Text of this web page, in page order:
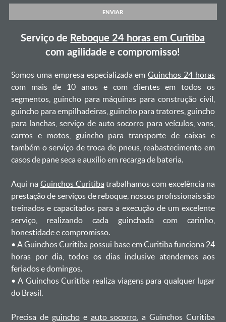
ENVIAR
Serviço de Reboque 24 horas em Curitiba
com agilidade e compromisso!
Somos uma empresa especializada emGuinchos 24 horas
com mais de 10 anos e com clientes em todos os
segmentos, guincho para máquinas para construção civil,
guincho para empilhadeiras, guincho para tratores, guincho
para lanchas, serviço de auto socorro para veículos, vans,
carros e motos, guincho para transporte de caixas e
também o serviço de troca de pneus, reabastecimento em
casos de pane seca e auxílio em recarga de bateria. ㅤㅤ
Aqui na Guinchos Curitiba trabalhamos com excelência na
prestação de serviços de reboque, nossos profissionais são
treinados e capacitados para a execução de um excelente
serviço, realizando cada guinchada com carinho,
honestidade e compromisso.
ㅤㅤ• A Guinchos Curitiba possui base em Curitiba funciona 24
horas por dia, todos os dias inclusive atendemos aos
feriados e domingos.
ㅤㅤ• A Guinchos Curitiba realiza viagens para qualquer lugar
do Brasil.
Precisa de guinchoe auto socorro , a Guinchos Curitiba